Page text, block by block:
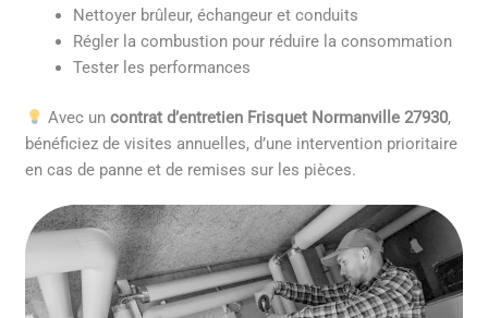
Nettoyer brûleur, échangeur et conduits
Régler la combustion pour réduire la consommation
Tester les performances
Avec un contrat d’entretien Frisquet Normanville 27930,
bénéficiez de visites annuelles, d’une intervention prioritaire
en cas de panne et de remises sur les pièces.